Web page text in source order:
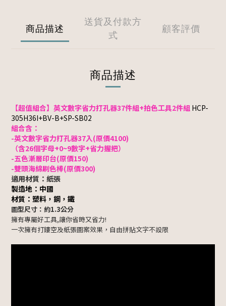
商品描述
送貨及付款方
式
顧客評價
商品描述
【超值組合】英文數字省力打孔器37件組+拍色工具2件組 HCP-
305H36I+BV-B+SP-SB02
組合含：
-英文數字省力打孔器37入(原價4100)
（含26個字母+0~9數字+省力握把）
-五色漸層印台(原價150)
-雙頭海綿刷色棒(原價300)
適用材質：紙張
製造地：中國
材質：塑料，鋼，鐵
圖型尺寸：約1.3公分
擁有專屬好工具,讓你省時又省力!
一次擁有打鏤空及紙張圖案效果，自由拼貼文字不設限